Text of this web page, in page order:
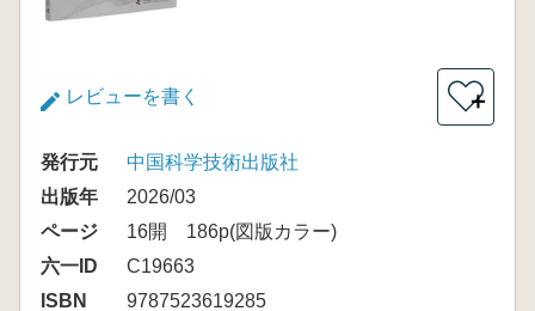
レビューを書く ＋
発行元
中国科学技術出版社
出版年
2026/03
ページ
16開 186p(図版カラー)
六一ID
C19663
ISBN
9787523619285